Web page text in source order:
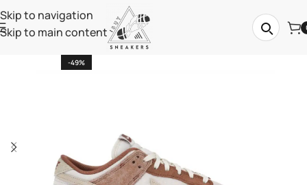
Skip to navigation
Skip to main content
-49%